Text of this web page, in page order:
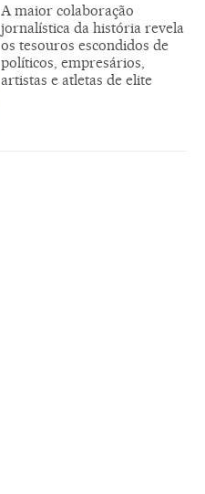
A maior colaboração
jornalística da história revela
os tesouros escondidos de
políticos, empresários,
artistas e atletas de elite